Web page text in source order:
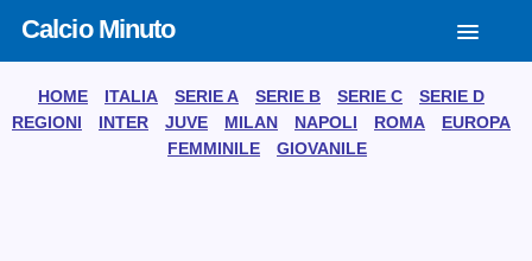
Calcio Minuto
HOME ITALIA SERIE A SERIE B SERIE C
SERIE D
REGIONI
INTER JUVE MILAN NAPOLI ROMA
EUROPA
FEMMINILE
GIOVANILE